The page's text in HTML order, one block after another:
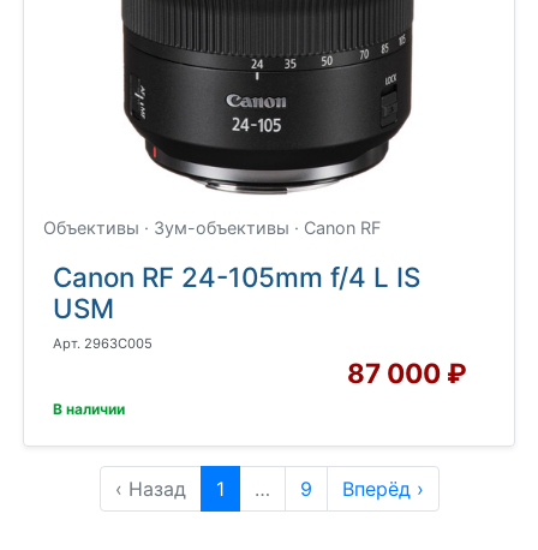
Объективы · Зум-объективы · Canon RF
Canon RF 24-105mm f/4 L IS
USM
Арт. 2963C005
87 000 ₽
В наличии
‹ Назад 1 … 9 Вперёд ›